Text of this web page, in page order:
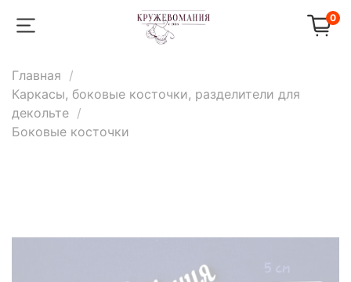
0
Главная
Каркасы, боковые косточки, разделители для
декольте
Боковые косточки